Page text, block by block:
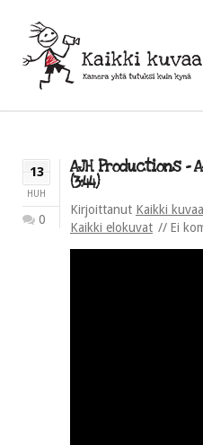
13
HUH
0
AJH Productions –
(3:44)
Kirjoittanut Kaikki kuvaa
Kaikki elokuvat
Ei